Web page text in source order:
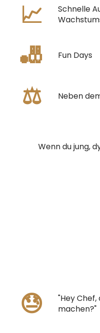
📈
Schnelle
🎳 Fun Days
⚖️ Neben
Wenn du jung,
😓
"Hey
machen?"